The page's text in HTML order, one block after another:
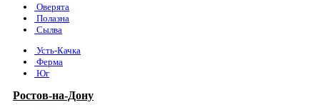
Оверята
Полазна
Сылва
Усть-Качка
Ферма
Юг
Ростов-на-Дону